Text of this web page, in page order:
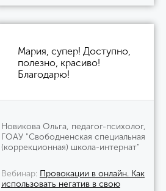
Мария, супер! Доступно,
полезно, красиво!
Благодарю!
Новикова Ольга, педагог-психолог,
ГОАУ "Свободненская специальная
(коррекционная) школа-интернат"
Вебинар Провокации в онлайн. Как
использовать негатив в свою